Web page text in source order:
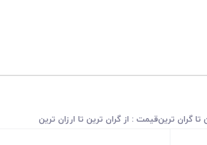
تا گران ترینقیمت : از گران ترین تا ارزان ترین